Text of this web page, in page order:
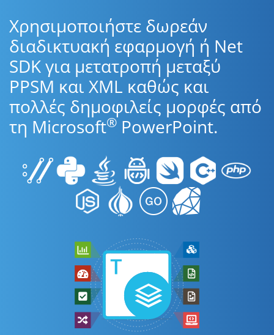
Χρησιμοποιήστε δωρεάν
διαδικτυακή εφαρμογή ή Net
SDK για μετατροπή μεταξύ
PPSM και XML καθώς και
πολλές δημοφιλείς μορφές από
τη Microsoft® PowerPoint.